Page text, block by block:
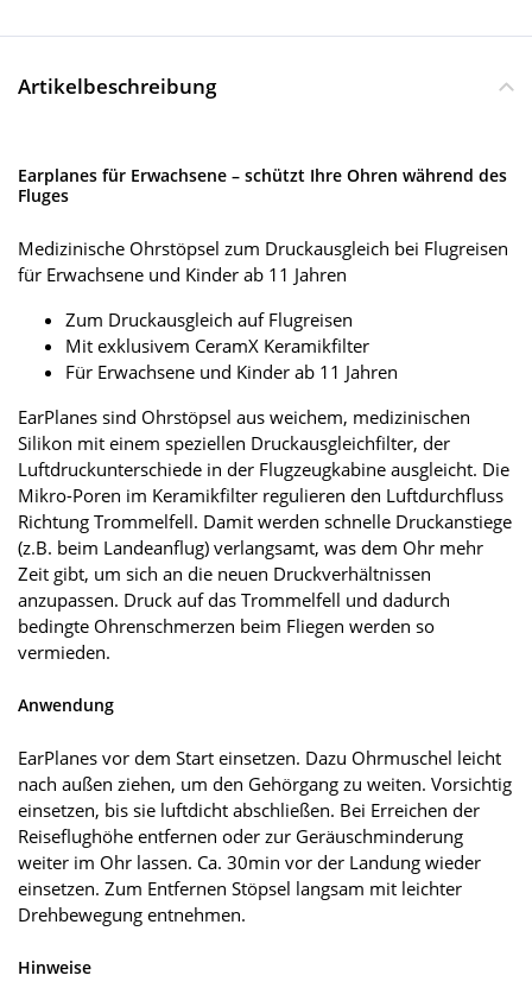
Artikelbeschreibung
Earplanes für Erwachsene – schützt Ihre Ohren während des
Fluges
Medizinische Ohrstöpsel zum Druckausgleich bei Flugreisen
für Erwachsene und Kinder ab 11 Jahren
Zum Druckausgleich auf Flugreisen
Mit exklusivem CeramX Keramikfilter
Für Erwachsene und Kinder ab 11 Jahren
EarPlanes sind Ohrstöpsel aus weichem, medizinischen
Silikon mit einem speziellen Druckausgleichfilter, der
Luftdruckunterschiede in der Flugzeugkabine ausgleicht. Die
Mikro-Poren im Keramikfilter regulieren den Luftdurchfluss
Richtung Trommelfell. Damit werden schnelle Druckanstiege
(z.B. beim Landeanflug) verlangsamt, was dem Ohr mehr
Zeit gibt, um sich an die neuen Druckverhältnissen
anzupassen. Druck auf das Trommelfell und dadurch
bedingte Ohrenschmerzen beim Fliegen werden so
vermieden.
Anwendung
EarPlanes vor dem Start einsetzen. Dazu Ohrmuschel leicht
nach außen ziehen, um den Gehörgang zu weiten. Vorsichtig
einsetzen, bis sie luftdicht abschließen. Bei Erreichen der
Reiseflughöhe entfernen oder zur Geräuschminderung
weiter im Ohr lassen. Ca. 30min vor der Landung wieder
einsetzen. Zum Entfernen Stöpsel langsam mit leichter
Drehbewegung entnehmen.
Hinweise